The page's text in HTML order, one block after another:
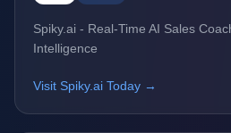
Spiky.ai - Real-Time AI Sales
Intelligence
Visit Spiky.ai Today →